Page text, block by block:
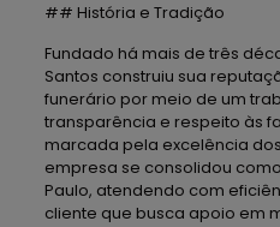
## História e Tradição
Fundado há mais de três
Santos construiu sua
funerário por meio de um
transparência e respeito às
marcada pela excelência
empresa se consolidou
Paulo, atendendo com
cliente que busca apoio em